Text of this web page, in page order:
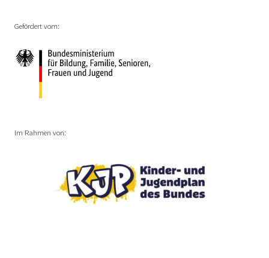
Gefördert vom:
Im Rahmen von: